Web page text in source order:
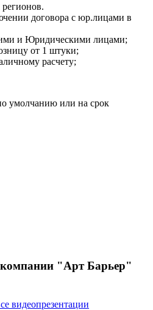
договора с юр.лицами в
и Юридическими лицами;
от 1 штуки;
расчету;
умолчанию или на срок
компании "Арт Барьер"
видеопрезентации